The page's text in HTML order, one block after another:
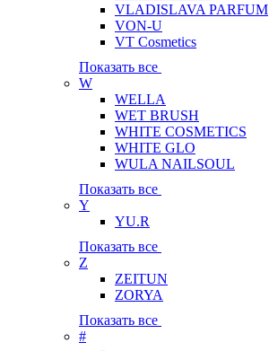
VLADISLAVA PARFUM
VON-U
VT Cosmetics
Показать все
W
WELLA
WET BRUSH
WHITE COSMETICS
WHITE GLO
WULA NAILSOUL
Показать все
Y
YU.R
Показать все
Z
ZEITUN
ZORYA
Показать все
#